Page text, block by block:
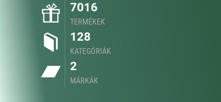
7016
TERMÉKEK
128
KATEGÓRIÁK
2
MÁRKÁK